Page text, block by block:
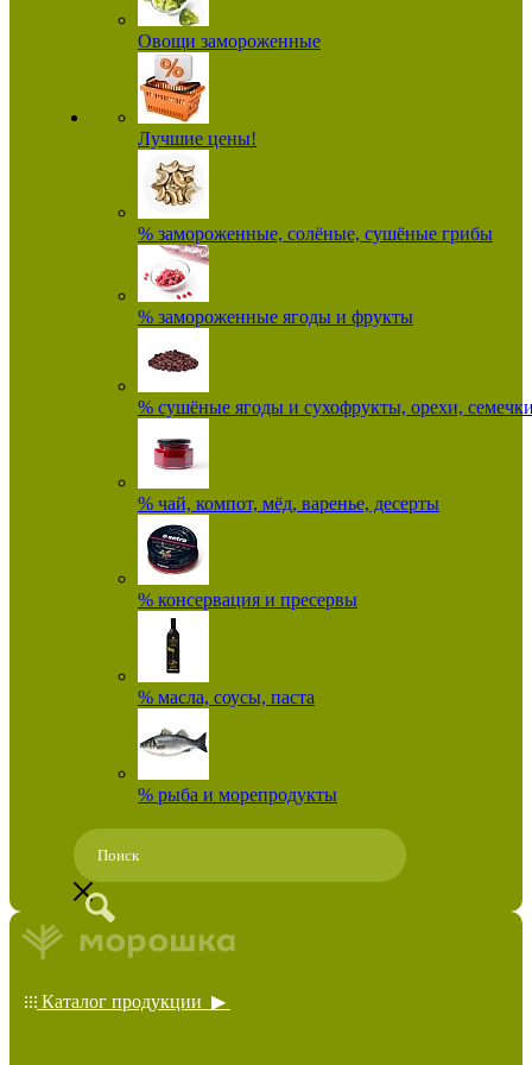
Овощи замороженные
Лучшие цены!
% замороженные, солёные, сушёные грибы
% замороженные ягоды и фрукты
% сушёные ягоды и сухофрукты, орехи,
% чай, компот, мёд, варенье, десерты
% консервация и пресервы
% масла, соусы, паста
% рыба и морепродукты
Каталог продукции ▶